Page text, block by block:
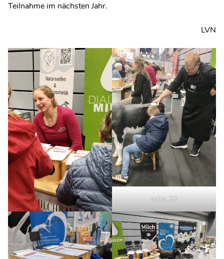
Teilnahme im nächsten Jahr.
LVN
oplus_32